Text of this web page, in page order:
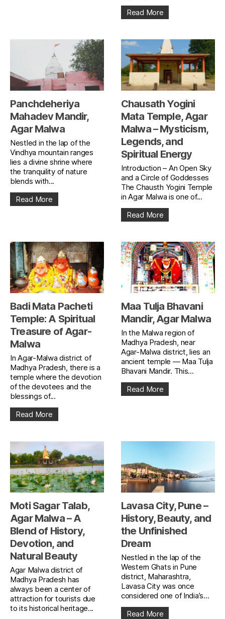
Read More
Panchdeheriya
Mahadev Mandir,
Agar Malwa
Nestled in the lap of the
Vindhya mountain ranges
lies a divine shrine where
the tranquility of nature
blends with...
Read More
Chausath Yogini
Mata Temple, Agar
Malwa – Mysticism,
Legends, and
Spiritual Energy
Introduction – An Open Sky
and a Circle of Goddesses
The Chausth Yogini Temple
in Agar Malwa is one of...
Read More
Badi Mata Pacheti
Temple: A Spiritual
Treasure of Agar-
Malwa
In Agar-Malwa district of
Madhya Pradesh, there is a
temple where the devotion
of the devotees and the
blessings of...
Read More
Maa Tulja Bhavani
Mandir, Agar Malwa
In the Malwa region of
Madhya Pradesh, near
Agar-Malwa district, lies an
ancient temple — Maa Tulja
Bhavani Mandir. This...
Read More
Moti Sagar Talab,
Agar Malwa – A
Blend of History,
Devotion, and
Natural Beauty
Agar Malwa district of
Madhya Pradesh has
always been a center of
attraction for tourists due
to its historical heritage...
Lavasa City, Pune –
History, Beauty, and
the Unfinished
Dream
Nestled in the lap of the
Western Ghats in Pune
district, Maharashtra,
Lavasa City was once
considered one of India’s...
Read More